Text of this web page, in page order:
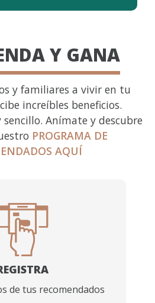
Y GANA
y familiares a vivir en tu
increíbles beneficios.
sencillo. Anímate y descubre
PROGRAMA DE
AQUÍ
de tus recomendados